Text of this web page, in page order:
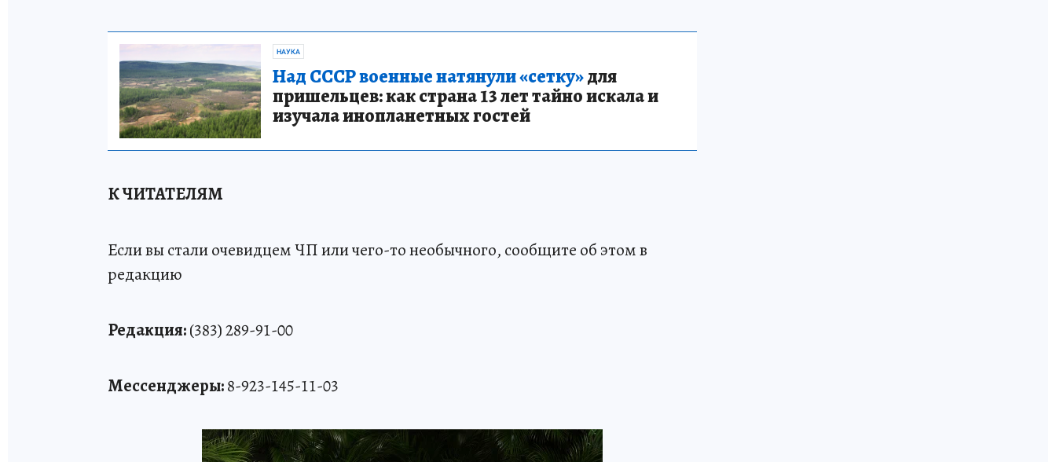
НАУКА
Над СССР военные натянули «сетку»для
пришельцев: как страна 13 лет тайно искала и
изучала инопланетных гостей
К ЧИТАТЕЛЯМ
Если вы стали очевидцем ЧП или чего-то необычного, сообщите об этом в
редакцию
Редакция:(383) 289-91-00
Мессенджеры:8-923-145-11-03